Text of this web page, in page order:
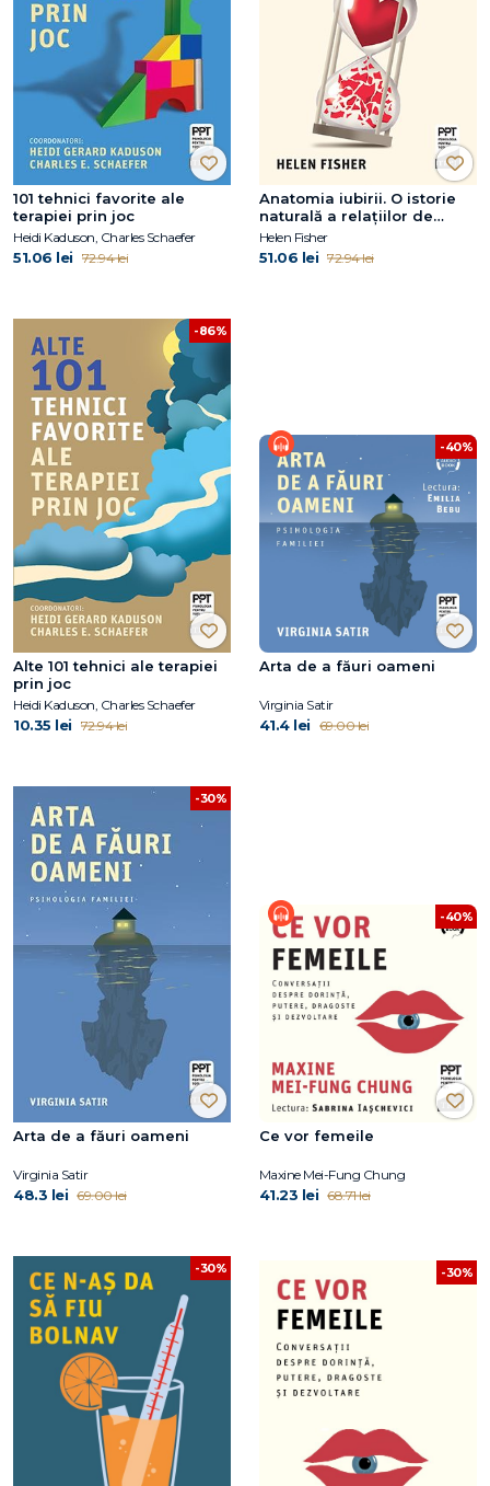
101 tehnici favorite ale
terapiei prin joc
Heidi Kaduson, Charles Schaefer
51.06 lei 72.94 lei
Anatomia iubirii. O istorie
naturală a relațiilor de
dragoste și a destrămării
lor
Helen Fisher
51.06 lei 72.94 lei
-86%
Alte 101 tehnici ale terapiei
prin joc
Heidi Kaduson, Charles Schaefer
10.35 lei 72.94 lei
-40%
Arta de a făuri oameni
Virginia Satir
41.4 lei 69.00 lei
-30%
Arta de a făuri oameni
Virginia Satir
48.3 lei 69.00 lei
-40%
Ce vor femeile
Maxine Mei-Fung Chung
41.23 lei 68.71 lei
-30% -30%